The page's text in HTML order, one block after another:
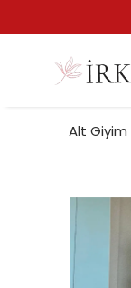
Alt Giyim